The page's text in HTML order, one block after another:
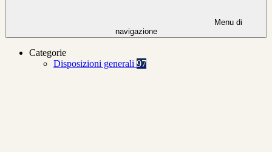
Menu di
navigazione
Categorie
Disposizioni generali 97